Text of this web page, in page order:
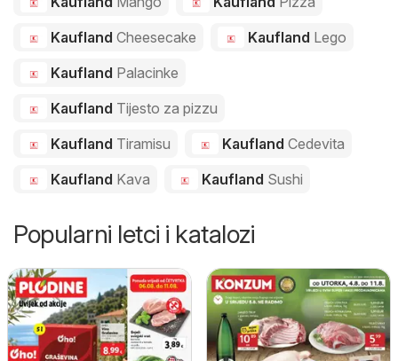
Kaufland Cheesecake Kaufland Lego
Kaufland Palacinke
Kaufland Tijesto za pizzu
Kaufland Tiramisu Kaufland Cedevita
Kaufland Kava Kaufland Sushi
Popularni letci i katalozi